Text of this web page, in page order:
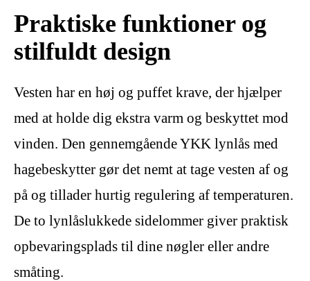
Praktiske funktioner og
stilfuldt design
Vesten har en høj og puffet krave, der hjælper
med at holde dig ekstra varm og beskyttet mod
vinden. Den gennemgående YKK lynlås med
hagebeskytter gør det nemt at tage vesten af og
på og tillader hurtig regulering af temperaturen.
De to lynlåslukkede sidelommer giver praktisk
opbevaringsplads til dine nøgler eller andre
småting.